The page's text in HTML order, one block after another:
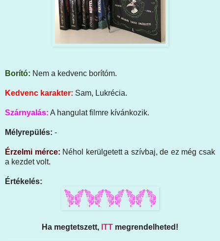
Borító: Nem a kedvenc borítóm.
Kedvenc karakter: Sam, Lukrécia.
Szárnyalás: A hangulat filmre kívánkozik.
Mélyrepülés: -
Érzelmi mérce: Néhol kerülgetett a szívbaj, de ez még csak
a kezdet volt.
Értékelés:
Ha megtetszett, ITT megrendelheted!